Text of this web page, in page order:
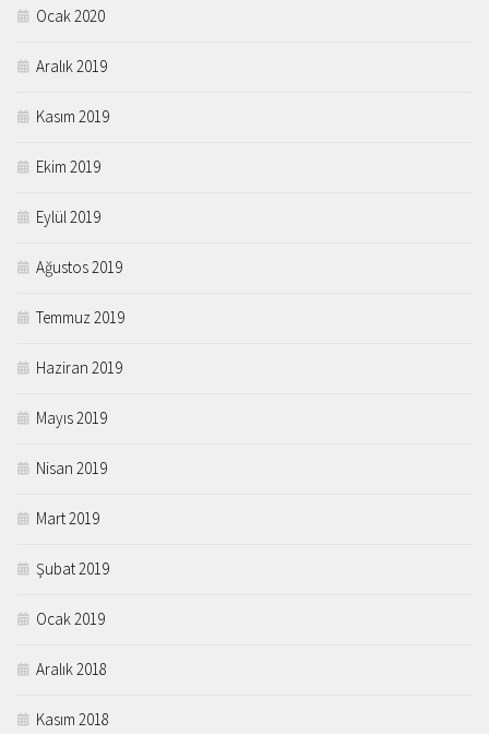
Ocak 2020
Aralık 2019
Kasım 2019
Ekim 2019
Eylül 2019
Ağustos 2019
Temmuz 2019
Haziran 2019
Mayıs 2019
Nisan 2019
Mart 2019
Şubat 2019
Ocak 2019
Aralık 2018
Kasım 2018